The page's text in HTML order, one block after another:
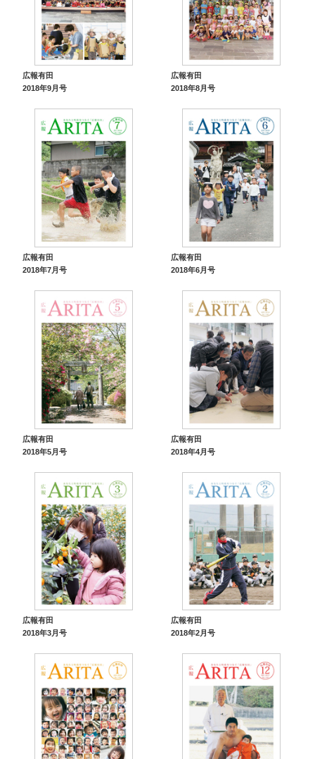
広報有田
2018年9月号
広報有田
2018年8月号
広報有田
2018年7月号
広報有田
2018年6月号
広報有田
2018年5月号
広報有田
2018年4月号
広報有田
2018年3月号
広報有田
2018年2月号